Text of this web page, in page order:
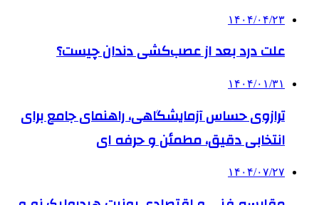
۱۴۰۴/۰۴/۲۳
علت درد بعد از عصب‌کشی دندان چیست؟
۱۴۰۴/۰۱/۳۱
ترازوی حساس آزمایشگاهی، راهنمای جامع برای
انتخابی دقیق، مطمئن و حرفه ای
۱۴۰۴/۰۷/۲۷